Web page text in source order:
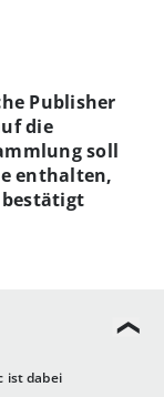
ist dabei
Publisher
die
soll
enthalten,